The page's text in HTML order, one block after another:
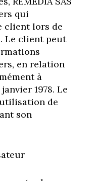
qui
client lors de
Le client peut
en relation
à
1978. Le
de
son